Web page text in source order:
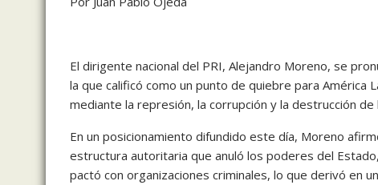
El dirigente nacional del PRI, Alejandro Moreno, se
la que calificó como un punto de quiebre para
mediante la represión, la corrupción y la destrucción
En un posicionamiento difundido este día, Moreno
estructura autoritaria que anuló los poderes del
pactó con organizaciones criminales, lo que derivó en